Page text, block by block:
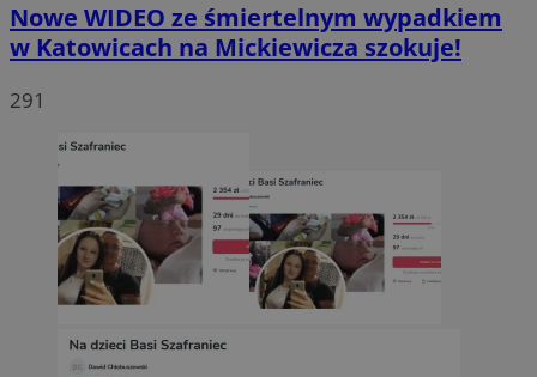
Nowe WIDEO ze śmiertelnym wypadkiem
w Katowicach na Mickiewicza szokuje!
291